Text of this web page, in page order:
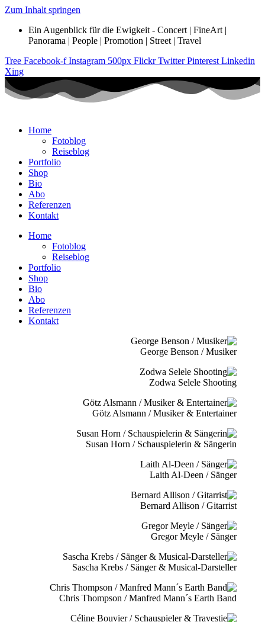
Zum Inhalt springen
Ein Augenblick für die Ewigkeit - Concert | FineArt |
Panorama | People | Promotion | Street | Travel
Tree Facebook-f Instagram 500px Flickr Twitter Pinterest Linkedin
Xing
Home
Fotoblog
Reiseblog
Portfolio
Shop
Bio
Abo
Referenzen
Kontakt
Home
Fotoblog
Reiseblog
Portfolio
Shop
Bio
Abo
Referenzen
Kontakt
George Benson / Musiker
Zodwa Selele Shooting
Götz Alsmann / Musiker & Entertainer
Susan Horn / Schauspielerin & Sängerin
Laith Al-Deen / Sänger
Bernard Allison / Gitarrist
Gregor Meyle / Sänger
Sascha Krebs / Sänger & Musical-Darsteller
Chris Thompson / Manfred Mann´s Earth Band